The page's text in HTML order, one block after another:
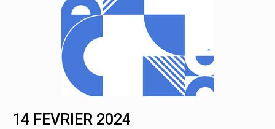
14 FEVRIER 2024